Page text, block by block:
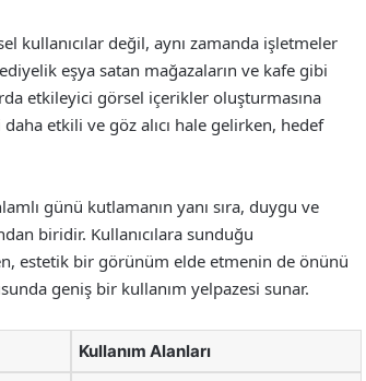
kullanıcılar değil, aynı zamanda işletmeler
eşya satan mağazaların ve kafe gibi
etkileyici görsel içerikler oluşturmasına
etkili ve göz alıcı hale gelirken, hedef
günü kutlamanın yanı sıra, duygu ve
biridir. Kullanıcılara sunduğu
estetik bir görünüm elde etmenin de önünü
geniş bir kullanım yelpazesi sunar.
Kullanım Alanları